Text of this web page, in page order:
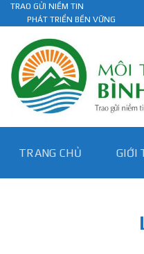
Skip
to
content
TRAO GỬI NIỀM TIN
PHÁT TRIỂN BỀN VỮNG
TRANG CHỦ GIỚI